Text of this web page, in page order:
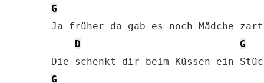
G
Ja früher da gab es noch Mädche
D
G
G